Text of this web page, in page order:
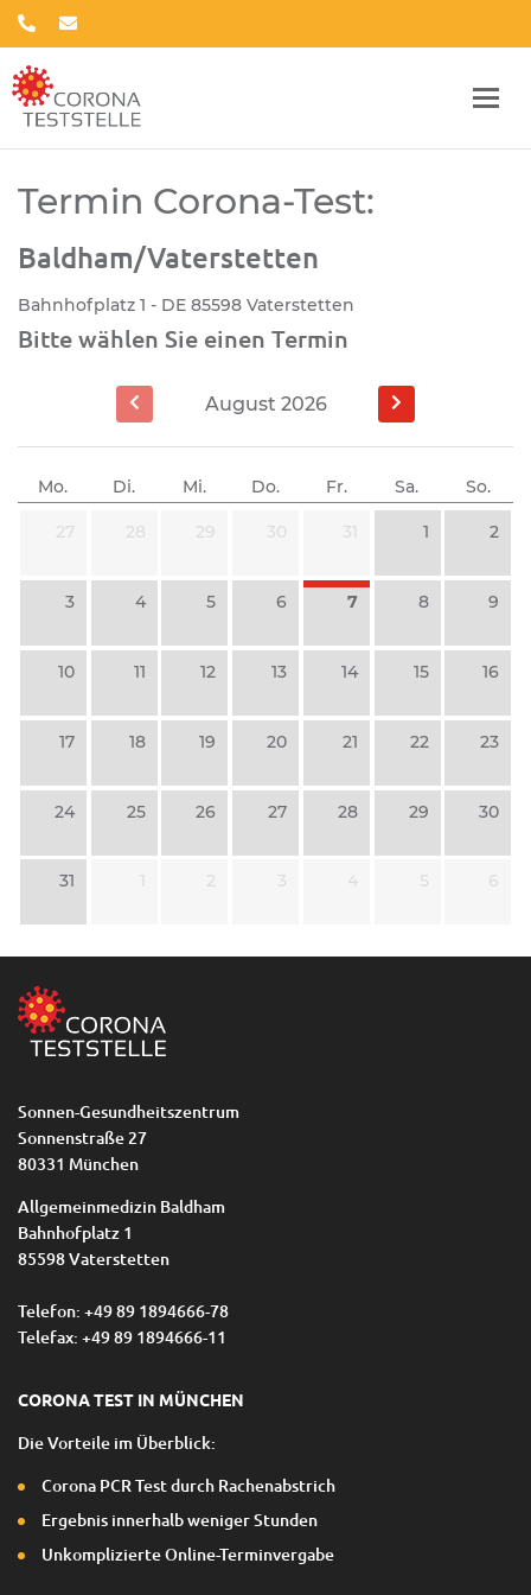
Termin Corona-Test:
Baldham/Vaterstetten
Bahnhofplatz 1 - DE 85598 Vaterstetten
Bitte wählen Sie einen Termin
August 2026
Mo. Di. Mi. Do. Fr. Sa. So.
27 28 29 30 31 1 2
3 4 5 6 7 8 9
10 11 12 13 14 15 16
17 18 19 20 21 22 23
24 25 26 27 28 29 30
31 1 2 3 4 5 6
Sonnen-Gesundheitszentrum
Sonnenstraße 27
80331 München
Allgemeinmedizin Baldham
Bahnhofplatz 1
85598 Vaterstetten
Telefon: +49 89 1894666-78
Telefax: +49 89 1894666-11
CORONA TEST IN MÜNCHEN
Die Vorteile im Überblick:
Corona PCR Test durch Rachenabstrich
Ergebnis innerhalb weniger Stunden
Unkomplizierte Online-Terminvergabe